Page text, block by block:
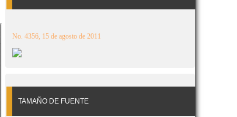
No. 4356, 15 de agosto de 2011
TAMAÑO DE FUENTE